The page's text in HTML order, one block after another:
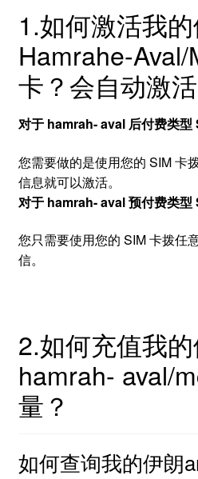
1.如何激活我
Hamrahe-
卡？会自动激
对于 hamrah- aval 后付费类型
您需要做的是使用您的 SIM 卡
信息就可以激活。
对于 hamrah- aval 预付费类型
您只需要使用您的 SIM 卡拨任
信。
2.如何充值我
hamrah- aval/
量？
如何查询我的伊朗